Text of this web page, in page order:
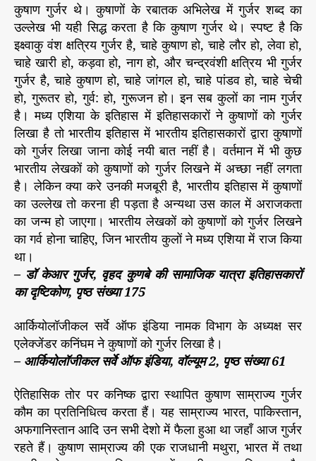
कुषाण गुर्जर थे। कुषाणों के रबातक अभिलेख में गुर्जर शब्द का
उल्लेख भी यही सिद्ध करता है कि कुषाण गुर्जर थे। स्पष्ट है कि
इक्ष्वाकु वंश क्षत्रिय गुर्जर है, चाहे कुषाण हो, चाहे लौर हो, लेवा हो,
चाहे खारी हो, कड़वा हो, नाग हो, और चन्द्रवंशी क्षत्रिय भी गुर्जर
गुर्जर है, चाहे कुषाण हो, चाहे जांगल हो, चाहे पांडव हो, चाहे चेची
हो, गुरूतर हो, गुर्व: हो, गुरूजन हो। इन सब कुलों का नाम गुर्जर
है। मध्य एशिया के इतिहास में इतिहासकारों ने कुषाणों को गुर्जर
लिखा है तो भारतीय इतिहास में भारतीय इतिहासकारों द्वारा कुषाणों
को गुर्जर लिखा जाना कोई नयी बात नहीं है। वर्तमान में भी कुछ
भारतीय लेखकों को कुषाणों को गुर्जर लिखने में अच्छा नहीं लगता
है। लेकिन क्या करे उनकी मजबूरी है, भारतीय इतिहास में कुषाणों
का उल्लेख तो करना ही पड़ता है अन्यथा उस काल में अराजकता
का जन्म हो जाएगा। भारतीय लेखकों को कुषाणों को गुर्जर लिखने
का गर्व होना चाहिए, जिन भारतीय कुलों ने मध्य एशिया में राज किया
था।
– डॉ केआर गुर्जर, वृहद कुणबे की सामाजिक यात्रा इतिहासकारों
का दृष्टिकोण, पृष्ठ संख्या 175
आर्कियोलॉजीकल सर्वे ऑफ इंडिया नामक विभाग के अध्यक्ष सर
एलेक्जेंडर कनिंघम ने कुषाणों को गुर्जर लिखा है।
– आर्कियोलॉजीकल सर्वे ऑफ इंडिया, वॉल्यूम 2, पृष्ठ संख्या 61
ऐतिहासिक तोर पर कनिष्क द्वारा स्थापित कुषाण साम्राज्य गुर्जर
कौम का प्रतिनिधित्व करता हैं। यह साम्राज्य भारत, पाकिस्तान,
अफगानिस्तान आदि उन सभी देशो में फैला हुआ था जहाँ आज गुर्जर
रहते हैं। कुषाण साम्राज्य की एक राजधानी मथुरा, भारत में तथा